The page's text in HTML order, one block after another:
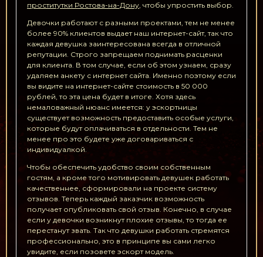
проститутки Ростова-на-Дону, чтобы упростить выбор.
Девочки работают с разными проектами, тем не менее
более 90% клиентов выдает наш интернет-сайт, так что
каждая девушка заинтересована всегда в отличной
репутации. Строго запрещаем поднимать расценки
для клиента. В том случае, если об этом узнаем, сразу
удаляем анкету с интернет сайта. Именно поэтому если
вы видите на интернет-сайте стоимость в 50 000
рублей, то эта цена будет в итоге. Хотя здесь
немаловажный нюанс имеется: у эскортницы
существует возможность предоставить особые услуги,
которые будут оплачиваться в отдельности. Тем не
менее про это будете уже договариваться с
индивидуалкой.
Чтобы обеспечить удобство своим собственным
гостям, а кроме того мотивировать девушек работать
качественнее, сформировали на проекте систему
отзывов. Теперь каждый заказчик возможность
получает опубликовать свой отзыв. Конечно, в случае
если у девочки возникнут плохие отзывы, то тогда ее
перестанут звать. Так что девушки работать стремятся
профессионально, это в принципе вы сами легко
увидите, если позовете эскорт модель.